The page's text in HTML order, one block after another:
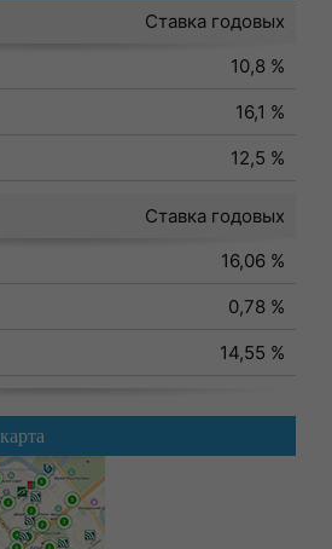
Ставка годовых
10,8 %
16,1 %
12,5 %
Ставка годовых
16,06 %
0,78 %
14,55 %